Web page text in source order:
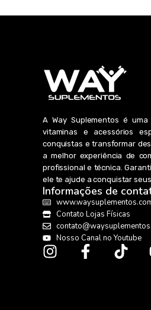
A Way Suplementos é
vitaminas e acessórios
conquistas e transformar
a melhor experiência de
profissional e técnica.
ele te ajude a conquistar
Informações de
Contato Lojas Físicas
Nosso Canal no Youtube